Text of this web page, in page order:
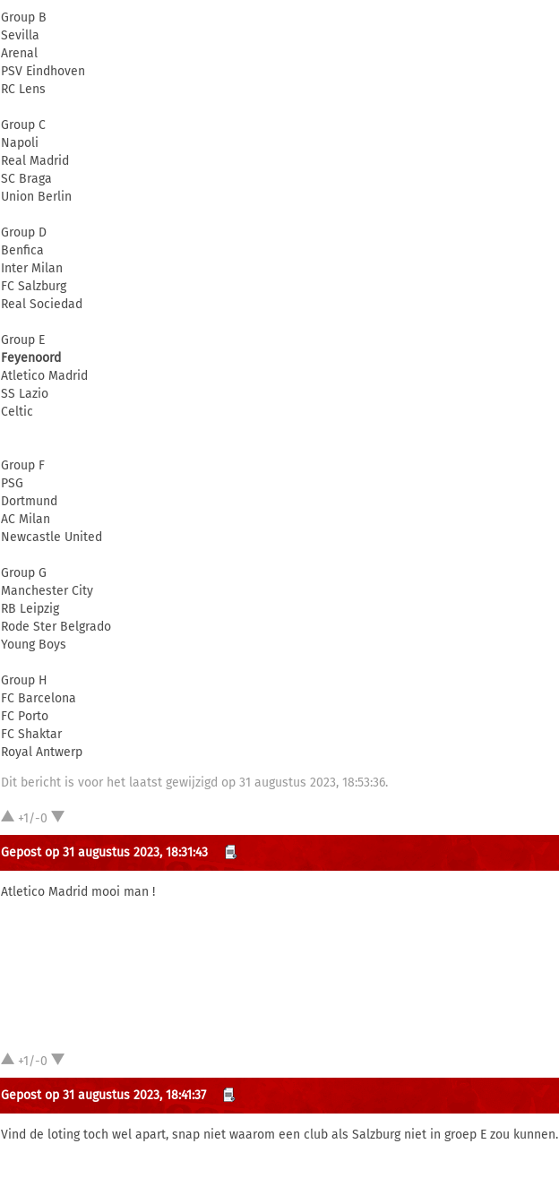
Group B
Sevilla
Arenal
PSV Eindhoven
RC Lens
Group C
Napoli
Real Madrid
SC Braga
Union Berlin
Group D
Benfica
Inter Milan
FC Salzburg
Real Sociedad
Group E
Feyenoord
Atletico Madrid
SS Lazio
Celtic
Group F
PSG
Dortmund
AC Milan
Newcastle United
Group G
Manchester City
RB Leipzig
Rode Ster Belgrado
Young Boys
Group H
FC Barcelona
FC Porto
FC Shaktar
Royal Antwerp
Dit bericht is voor het laatst gewijzigd op 31 augustus 2023, 18:53:36.
+1/-0
Gepost op 31 augustus 2023, 18:31:43
Atletico Madrid mooi man !
+1/-0
Gepost op 31 augustus 2023, 18:41:37
Vind de loting toch wel apart, snap niet waarom een club als Salzburg niet in groep E zou kunnen.